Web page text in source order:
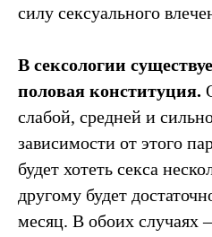
силу сексуального
В сексологии
половая конституция.
слабой, средней и
зависимости от этого
будет хотеть секса
другому будет
месяц. В обоих случаях